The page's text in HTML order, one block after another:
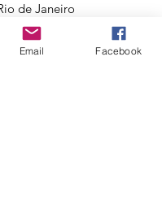
de Janeiro
0001-18
10 dias
Email Facebook